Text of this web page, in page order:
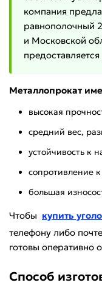
компания
равнополочный
и Московской
Металлопрокат
высокая
средний вес,
устойчивость к
сопротивление
большая
Чтобы купить
телефону либо
готовы оперативно
Способ